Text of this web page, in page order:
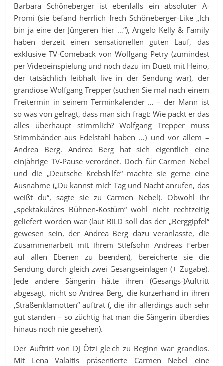
Barbara Schöneberger ist ebenfalls ein absoluter A-
Promi (sie befand herrlich frech Schöneberger-Like „Ich
bin ja eine der Jüngeren hier …“), Angelo Kelly & Family
haben derzeit einen sensationellen guten Lauf, das
exklusive TV-Comeback von Wolfgang Petry (zumindest
per Videoeinspielung und noch dazu im Duett mit Heino,
der tatsächlich leibhaft live in der Sendung war), der
grandiose Wolfgang Trepper (suchen Sie mal nach einem
Freitermin in seinem Terminkalender … – der Mann ist
so was von gefragt, dass man sich fragt: Wie packt er das
alles überhaupt stimmlich? Wolfgang Trepper muss
Stimmbänder aus Edelstahl haben …) und vor allem –
Andrea Berg. Andrea Berg hat sich eigentlich eine
einjährige TV-Pause verordnet. Doch für Carmen Nebel
und die „Deutsche Krebshilfe“ machte sie gerne eine
Ausnahme („Du kannst mich Tag und Nacht anrufen, das
weißt du“, sagte sie zu Carmen Nebel). Obwohl ihr
„spektakuläres Bühnen-Kostüm“ wohl nicht rechtzeitig
geliefert worden war (laut BILD soll das der „Berggipfel“
gewesen sein, der Andrea Berg dazu veranlasste, die
Zusammenarbeit mit ihrem Stiefsohn Andreas Ferber
auf allen Ebenen zu beenden), bereicherte sie die
Sendung durch gleich zwei Gesangseinlagen (+ Zugabe).
Jede andere Sängerin hätte ihren (Gesangs-)Auftritt
abgesagt, nicht so Andrea Berg, die kurzerhand in ihren
‚Straßenklamotten“ auftrat (, die ihr allerdings auch sehr
gut standen – so züchtig hat man die Sängerin überdies
hinaus noch nie gesehen).
Der Auftritt von DJ Ötzi gleich zu Beginn war grandios.
Mit Lena Valaitis präsentierte Carmen Nebel eine